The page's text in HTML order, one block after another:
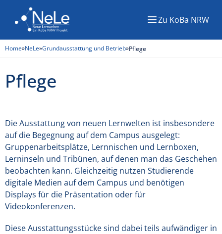
MenüZu KoBa NRW
Home»NeLe»Grundausstattung und Betrieb»Pflege
Pflege
Die Ausstattung von neuen Lernwelten ist insbesondere
auf die Begegnung auf dem Campus ausgelegt:
Gruppenarbeitsplätze, Lernnischen und Lernboxen,
Lerninseln und Tribünen, auf denen man das Geschehen
beobachten kann. Gleichzeitig nutzen Studierende
digitale Medien auf dem Campus und benötigen
Displays für die Präsentation oder für
Videokonferenzen.
Diese Ausstattungsstücke sind dabei teils aufwändiger in